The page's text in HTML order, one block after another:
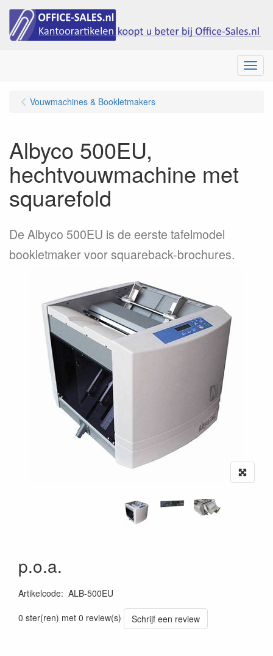
Menu
Vouwmachines & Bookletmakers
Albyco 500EU,
hechtvouwmachine met
squarefold
De Albyco 500EU is de eerste tafelmodel
bookletmaker voor squareback-brochures.
p.o.a.
Artikelcode: ALB-500EU
0 ster(ren) met 0 review(s)
Schrijf een review